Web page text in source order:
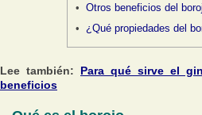
Otros beneficios del
¿Qué propiedades del
Lee también: Para qué sirve el
beneficios